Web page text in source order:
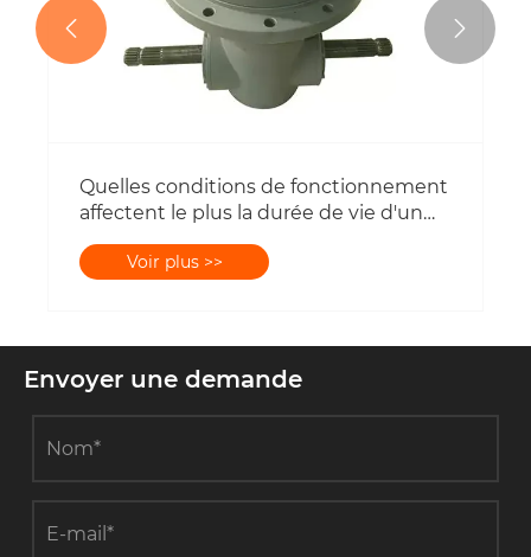
Quelles conditions de fonctionnement
affectent le plus la durée de vie d'un
réducteur planétaire ?
Voir plus >>
 
Envoyer une demande